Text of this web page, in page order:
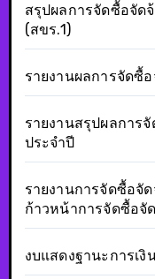
สรุปผลการจัดซื้อจัด
(สขร.1)
รายงานผลการจัดซื้
รายงานสรุปผลการ
ประจำปี
รายงานการจัดซื้อจั
ก้าวหน้าการจัดซื้อจั
งบแสดงฐานะการเงิ